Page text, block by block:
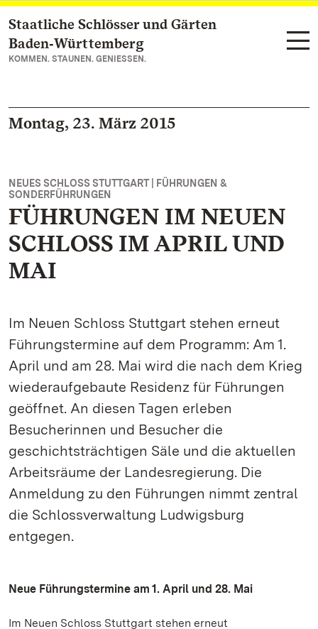
Zum Hauptinhalt springen
Staatliche Schlösser und Gärten
Baden‑Württemberg
KOMMEN. STAUNEN. GENIESSEN.
Montag, 23. März 2015
NEUES SCHLOSS STUTTGART | FÜHRUNGEN &
SONDERFÜHRUNGEN
FÜHRUNGEN IM NEUEN
SCHLOSS IM APRIL UND
MAI
Im Neuen Schloss Stuttgart stehen erneut
Führungstermine auf dem Programm: Am 1.
April und am 28. Mai wird die nach dem Krieg
wiederaufgebaute Residenz für Führungen
geöffnet. An diesen Tagen erleben
Besucherinnen und Besucher die
geschichtsträchtigen Säle und die aktuellen
Arbeitsräume der Landesregierung. Die
Anmeldung zu den Führungen nimmt zentral
die Schlossverwaltung Ludwigsburg
entgegen.
Neue Führungstermine am 1. April und 28. Mai
Im Neuen Schloss Stuttgart stehen erneut